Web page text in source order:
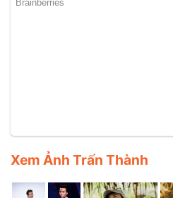
Xem Ảnh Trấn Thành